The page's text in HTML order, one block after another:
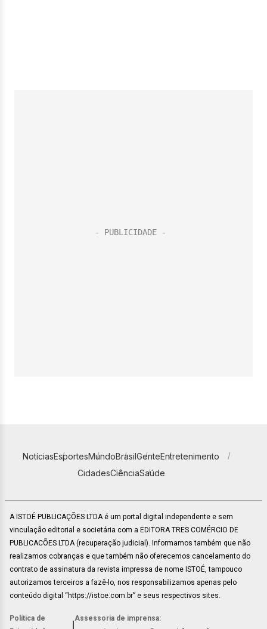
NotíciasEsportesMundoBrasilGenteEntretenimento
CidadesCiênciaSaúde
A ISTOÉ PUBLICAÇÕES LTDA é um portal digital independente e sem
vinculação editorial e societária com a EDITORA TRES COMÉRCIO DE
PUBLICACÕES LTDA (recuperação judicial). Informamos também que não
realizamos cobranças e que também não oferecemos cancelamento do
contrato de assinatura da revista impressa de nome ISTOÉ, tampouco
autorizamos terceiros a fazê-lo, nos responsabilizamos apenas pelo
conteúdo digital “https://istoe.com.br” e seus respectivos sites.
Política de
Assessoria de imprensa: